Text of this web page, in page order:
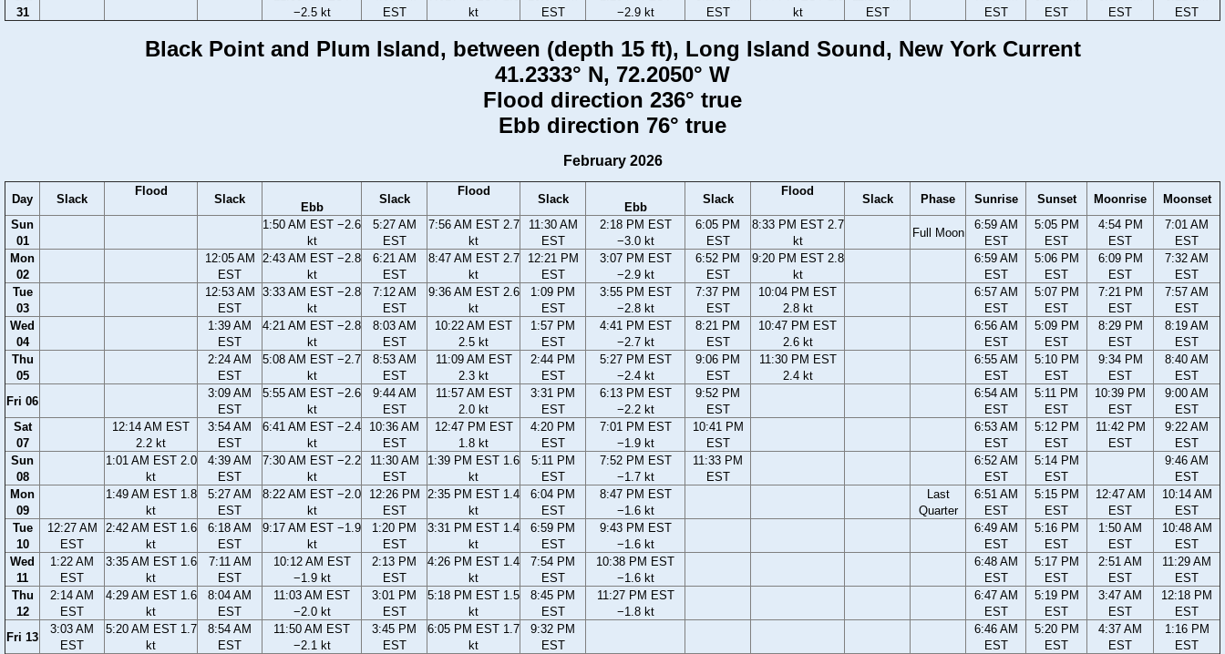
31
−2.5 kt
EST
kt
EST
−2.9 kt
EST
kt
EST
EST
EST
EST
EST
Black Point and Plum Island, between (depth 15 ft), Long Island Sound, New York Current
41.2333° N, 72.2050° W
Flood direction 236° true
Ebb direction 76° true
February 2026
Day Slack
Flood
Slack
Ebb
Slack
Flood
Slack
Ebb
Slack
Flood
Slack Phase Sunrise Sunset Moonrise
Moonset
Sun
01
1:50 AM EST −2.6
kt
5:27 AM
EST
7:56 AM EST 2.7
kt
11:30 AM
EST
2:18 PM EST
−3.0 kt
6:05 PM
EST
8:33 PM EST 2.7
kt
Full Moon
6:59 AM
EST
5:05 PM
EST
4:54 PM
EST
7:01 AM
EST
Mon
02
12:05 AM
EST
2:43 AM EST −2.8
kt
6:21 AM
EST
8:47 AM EST 2.7
kt
12:21 PM
EST
3:07 PM EST
−2.9 kt
6:52 PM
EST
9:20 PM EST 2.8
kt
6:59 AM
EST
5:06 PM
EST
6:09 PM
EST
7:32 AM
EST
Tue
03
12:53 AM
EST
3:33 AM EST −2.8
kt
7:12 AM
EST
9:36 AM EST 2.6
kt
1:09 PM
EST
3:55 PM EST
−2.8 kt
7:37 PM
EST
10:04 PM EST
2.8 kt
6:57 AM
EST
5:07 PM
EST
7:21 PM
EST
7:57 AM
EST
Wed
04
1:39 AM
EST
4:21 AM EST −2.8
kt
8:03 AM
EST
10:22 AM EST
2.5 kt
1:57 PM
EST
4:41 PM EST
−2.7 kt
8:21 PM
EST
10:47 PM EST
2.6 kt
6:56 AM
EST
5:09 PM
EST
8:29 PM
EST
8:19 AM
EST
Thu
05
2:24 AM
EST
5:08 AM EST −2.7
kt
8:53 AM
EST
11:09 AM EST
2.3 kt
2:44 PM
EST
5:27 PM EST
−2.4 kt
9:06 PM
EST
11:30 PM EST
2.4 kt
6:55 AM
EST
5:10 PM
EST
9:34 PM
EST
8:40 AM
EST
Fri 06
3:09 AM
EST
5:55 AM EST −2.6
kt
9:44 AM
EST
11:57 AM EST
2.0 kt
3:31 PM
EST
6:13 PM EST
−2.2 kt
9:52 PM
EST
6:54 AM
EST
5:11 PM
EST
10:39 PM
EST
9:00 AM
EST
Sat
07
12:14 AM EST
2.2 kt
3:54 AM
EST
6:41 AM EST −2.4
kt
10:36 AM
EST
12:47 PM EST
1.8 kt
4:20 PM
EST
7:01 PM EST
−1.9 kt
10:41 PM
EST
6:53 AM
EST
5:12 PM
EST
11:42 PM
EST
9:22 AM
EST
Sun
08
1:01 AM EST 2.0
kt
4:39 AM
EST
7:30 AM EST −2.2
kt
11:30 AM
EST
1:39 PM EST 1.6
kt
5:11 PM
EST
7:52 PM EST
−1.7 kt
11:33 PM
EST
6:52 AM
EST
5:14 PM
EST
9:46 AM
EST
Mon
09
1:49 AM EST 1.8
kt
5:27 AM
EST
8:22 AM EST −2.0
kt
12:26 PM
EST
2:35 PM EST 1.4
kt
6:04 PM
EST
8:47 PM EST
−1.6 kt
Last
Quarter
6:51 AM
EST
5:15 PM
EST
12:47 AM
EST
10:14 AM
EST
Tue
10
12:27 AM
EST
2:42 AM EST 1.6
kt
6:18 AM
EST
9:17 AM EST −1.9
kt
1:20 PM
EST
3:31 PM EST 1.4
kt
6:59 PM
EST
9:43 PM EST
−1.6 kt
6:49 AM
EST
5:16 PM
EST
1:50 AM
EST
10:48 AM
EST
Wed
11
1:22 AM
EST
3:35 AM EST 1.6
kt
7:11 AM
EST
10:12 AM EST
−1.9 kt
2:13 PM
EST
4:26 PM EST 1.4
kt
7:54 PM
EST
10:38 PM EST
−1.6 kt
6:48 AM
EST
5:17 PM
EST
2:51 AM
EST
11:29 AM
EST
Thu
12
2:14 AM
EST
4:29 AM EST 1.6
kt
8:04 AM
EST
11:03 AM EST
−2.0 kt
3:01 PM
EST
5:18 PM EST 1.5
kt
8:45 PM
EST
11:27 PM EST
−1.8 kt
6:47 AM
EST
5:19 PM
EST
3:47 AM
EST
12:18 PM
EST
Fri 13
3:03 AM
EST
5:20 AM EST 1.7
kt
8:54 AM
EST
11:50 AM EST
−2.1 kt
3:45 PM
EST
6:05 PM EST 1.7
kt
9:32 PM
EST
6:46 AM
EST
5:20 PM
EST
4:37 AM
EST
1:16 PM
EST